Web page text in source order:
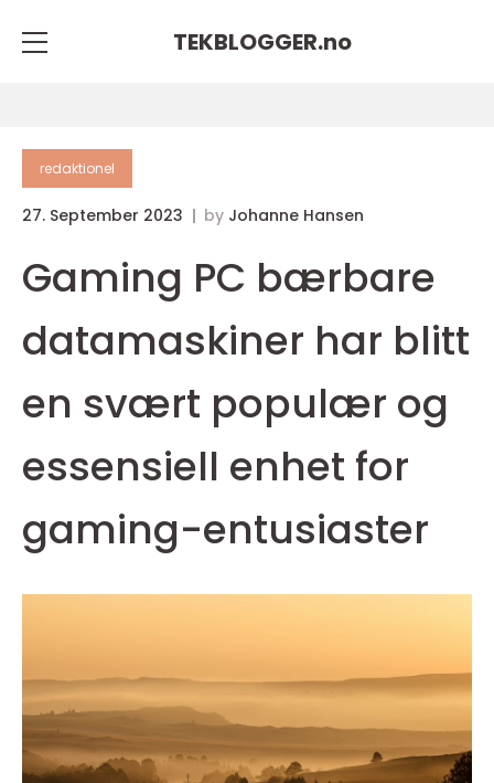
TEKBLOGGER.no
redaktionel
27. September 2023 by Johanne Hansen
Gaming PC bærbare
datamaskiner har blitt
en svært populær og
essensiell enhet for
gaming-entusiaster